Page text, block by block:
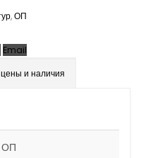
,ОП
Email
и наличия
ОП